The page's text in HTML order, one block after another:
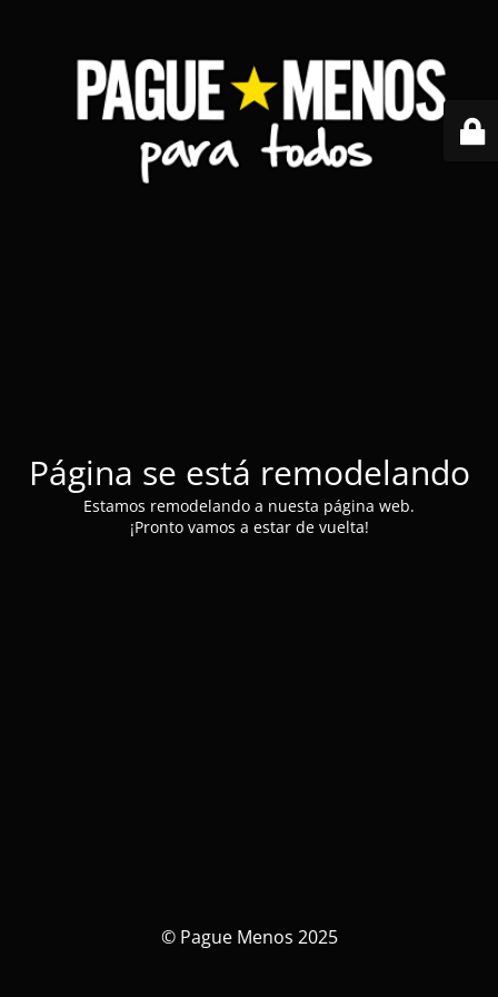
Página se está remodelando
Estamos remodelando a nuesta página web.
¡Pronto vamos a estar de vuelta!
© Pague Menos 2025